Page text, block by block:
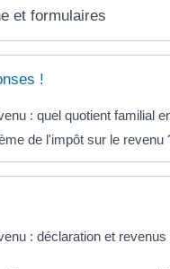
et formulaires
!
: quel quotient familial
de l'impôt sur le revenu
: déclaration et